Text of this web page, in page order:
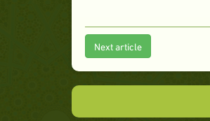
Next article